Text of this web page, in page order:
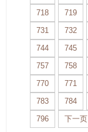
718
719
731
732
744
745
757
758
770
771
783
784
796
下一页